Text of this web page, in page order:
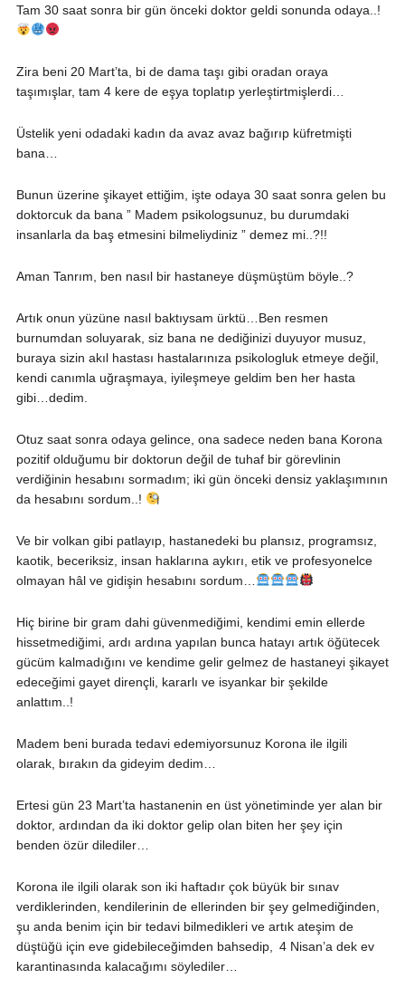
Tam 30 saat sonra bir gün önceki doktor geldi sonunda odaya..!
Zira beni 20 Mart’ta, bi de dama taşı gibi oradan oraya
taşımışlar, tam 4 kere de eşya toplatıp yerleştirtmişlerdi…
Üstelik yeni odadaki kadın da avaz avaz bağırıp küfretmişti
bana…
Bunun üzerine şikayet ettiğim, işte odaya 30 saat sonra gelen bu
doktorcuk da bana ” Madem psikologsunuz, bu durumdaki
insanlarla da baş etmesini bilmeliydiniz ” demez mi..?!!
Aman Tanrım, ben nasıl bir hastaneye düşmüştüm böyle..?
Artık onun yüzüne nasıl baktıysam ürktü…Ben resmen
burnumdan soluyarak, siz bana ne dediğinizi duyuyor musuz,
buraya sizin akıl hastası hastalarınıza psikologluk etmeye değil,
kendi canımla uğraşmaya, iyileşmeye geldim ben her hasta
gibi…dedim.
Otuz saat sonra odaya gelince, ona sadece neden bana Korona
pozitif olduğumu bir doktorun değil de tuhaf bir görevlinin
verdiğinin hesabını sormadım; iki gün önceki densiz yaklaşımının
da hesabını sordum..!
Ve bir volkan gibi patlayıp, hastanedeki bu plansız, programsız,
kaotik, beceriksiz, insan haklarına aykırı, etik ve profesyonelce
olmayan hâl ve gidişin hesabını sordum…
Hiç birine bir gram dahi güvenmediğimi, kendimi emin ellerde
hissetmediğimi, ardı ardına yapılan bunca hatayı artık öğütecek
gücüm kalmadığını ve kendime gelir gelmez de hastaneyi şikayet
edeceğimi gayet dirençli, kararlı ve isyankar bir şekilde
anlattım..!
Madem beni burada tedavi edemiyorsunuz Korona ile ilgili
olarak, bırakın da gideyim dedim…
Ertesi gün 23 Mart’ta hastanenin en üst yönetiminde yer alan bir
doktor, ardından da iki doktor gelip olan biten her şey için
benden özür dilediler…
Korona ile ilgili olarak son iki haftadır çok büyük bir sınav
verdiklerinden, kendilerinin de ellerinden bir şey gelmediğinden,
şu anda benim için bir tedavi bilmedikleri ve artık ateşim de
düştüğü için eve gidebileceğimden bahsedip, 4 Nisan’a dek ev
karantinasında kalacağımı söylediler…